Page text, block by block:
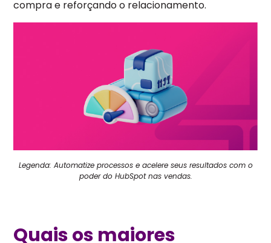
compra e reforçando o relacionamento.
Legenda: Automatize processos e acelere seus resultados com o
poder do HubSpot nas vendas.
Quais os maiores